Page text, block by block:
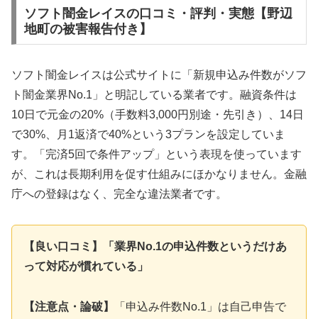
ソフト闇金レイスの口コミ・評判・実態【野辺
地町の被害報告付き】
ソフト闇金レイスは公式サイトに「新規申込み件数がソフ
ト闇金業界No.1」と明記している業者です。融資条件は
10日で元金の20%（手数料3,000円別途・先引き）、14日
で30%、月1返済で40%という3プランを設定していま
す。「完済5回で条件アップ」という表現を使っています
が、これは長期利用を促す仕組みにほかなりません。金融
庁への登録はなく、完全な違法業者です。
【良い口コミ】「業界No.1の申込件数というだけあ
って対応が慣れている」
【注意点・論破】
「申込み件数No.1」は自己申告で